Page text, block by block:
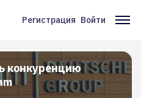
Меню
учётной
записи
пользователя
Регистрация Войти
конкуренцию